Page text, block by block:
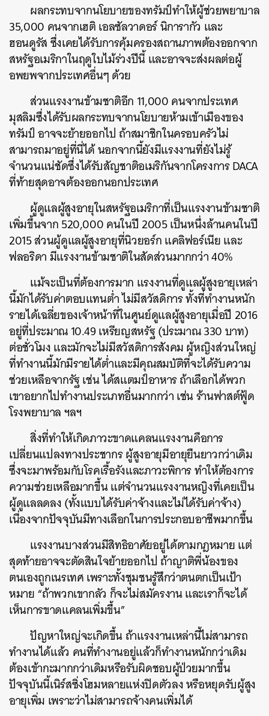
ผลกระทบจากนโยบายของทรัมป์ทำให้ผู้ช่วยพยาบาล
35,000 คนจากเฮติ เอลซัลวาดอร์ นิการากัว และ
ฮอนดูรัส ซึ่งเคยได้รับการคุ้มครองสถานภาพต้องออกจาก
สหรัฐอเมริกาในฤดูใบไม้ร่วงปีนี้ และอาจจะส่งผลต่อผู้
อพยพจากประเทศอื่นๆ ด้วย
ส่วนแรงงานข้ามชาติอีก 11,000 คนจากประเทศ
มุสลิมซึ่งได้รับผลกระทบจากนโยบายห้ามเข้าเมืองของ
ทรัมป์ อาจจะย้ายออกไป ถ้าสมาชิกในครอบครัวไม่
สามารถมาอยู่ที่นี่ได้ นอกจากนี้ยังมีแรงงานที่ยังไม่รู้
จำนวนแน่ชัดซึ่งได้รับสัญชาติอเมริกันจากโครงการ DACA
ที่ท้ายสุดอาจต้องออกนอกประเทศ
ผู้ดูแลผู้สูงอายุในสหรัฐอเมริกาที่เป็นแรงงานข้ามชาติ
เพิ่มขึ้นจาก 520,000 คนในปี 2005 เป็นหนึ่งล้านคนในปี
2015 ส่วนผู้ดูแลผู้สูงอายุที่นิวยอร์ก แคลิฟอร์เนีย และ
ฟลอริดา มีแรงงานข้ามชาติในสัดส่วนมากกว่า 40%
แม้จะเป็นที่ต้องการมาก แรงงานที่ดูแลผู้สูงอายุเหล่า
นี้มักได้รับค่าตอบแทนต่ำ ไม่มีสวัสดิการ ทั้งที่ทำงานหนัก
รายได้เฉลี่ยของเจ้าหน้าที่ในศูนย์ดูแลผู้สูงอายุเมื่อปี 2016
อยู่ที่ประมาณ 10.49 เหรียญสหรัฐ (ประมาณ 330 บาท)
ต่อชั่วโมง และมักจะไม่มีสวัสดิการสังคม ผู้หญิงส่วนใหญ่
ที่ทำงานนี้มักมีรายได้ต่ำและมีคุณสมบัติที่จะได้รับความ
ช่วยเหลือจากรัฐ เช่น ได้สแตมป์อาหาร ถ้าเลือกได้พวก
เขาอยากไปทำงานประเภทอื่นมากกว่า เช่น ร้านฟาสต์ฟู้ด
โรงพยาบาล ฯลฯ
สิ่งที่ทำให้เกิดภาวะขาดแคลนแรงงานคือการ
เปลี่ยนแปลงทางประชากร ผู้สูงอายุมีอายุยืนยาวกว่าเดิม
ซึ่งจะมาพร้อมกับโรคเรื้อรังและภาวะพิการ ทำให้ต้องการ
ความช่วยเหลือมากขึ้น แต่จำนวนแรงงานหญิงที่เคยเป็น
ผู้ดูแลลดลง (ทั้งแบบได้รับค่าจ้างและไม่ได้รับค่าจ้าง)
เนื่องจากปัจจุบันมีทางเลือกในการประกอบอาชีพมากขึ้น
แรงงานบางส่วนมีสิทธิอาศัยอยู่ได้ตามกฎหมาย แต่
สุดท้ายอาจจะตัดสินใจย้ายออกไป ถ้าญาติพี่น้องของ
ตนเองถูกเนรเทศ เพราะทั้งชุมชนรู้สึกว่าตนตกเป็นเป้า
หมาย “ถ้าพวกเขากลัว ก็จะไม่สมัครงาน และเราก็จะได้
เห็นการขาดแคลนเพิ่มขึ้น”
ปัญหาใหญ่จะเกิดขึ้น ถ้าแรงงานเหล่านี้ไม่สามารถ
ทำงานได้แล้ว คนที่ทำงานอยู่แล้วก็ทำงานหนักกว่าเดิม
ต้องเข้ากะมากกว่าเดิมหรือรับผิดชอบผู้ป่วยมากขึ้น
ปัจจุบันนี้เนิร์สซิ่งโฮมหลายแห่งปิดตัวลง หรือหยุดรับผู้สูง
อายุเพิ่ม เพราะว่าไม่สามารถจ้างคนเพิ่มได้
ค้นหา
SHARE TWEET LINE EMAIL